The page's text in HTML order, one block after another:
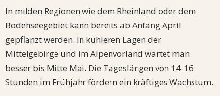
In milden Regionen wie dem Rheinland oder dem
Bodenseegebiet kann bereits ab Anfang April
gepflanzt werden. In kühleren Lagen der
Mittelgebirge und im Alpenvorland wartet man
besser bis Mitte Mai. Die Tageslängen von 14-16
Stunden im Frühjahr fördern ein kräftiges Wachstum.